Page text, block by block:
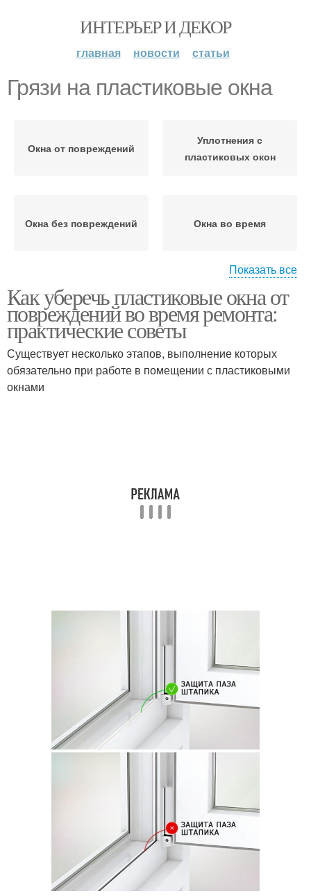
ИНТЕРЬЕР И ДЕКОР
главная новости статьи
Грязи на пластиковые окна
Окна от повреждений
Уплотнения с
пластиковых окон
Окна без повреждений Окна во время
Пленка для окон Пластиковые окна
Окна от пыли Пленка с окна
Показать все
Как уберечь пластиковые окна от
повреждений во время ремонта:
практические советы
Существует несколько этапов, выполнение которых
обязательно при работе в помещении с пластиковыми
окнами